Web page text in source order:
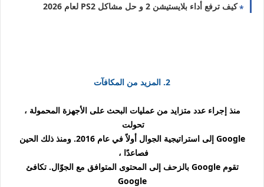
كيف ترفع أداء بلايستيشن 2 و حل مشاكل PS2 لعام 2026
2. المزيد من المكافآت
منذ إجراء عدد متزايد من عمليات البحث على الأجهزة المحمولة ،
تحولت
Google إلى استراتيجية الجوال أولاً في عام 2016. ومنذ ذلك الحين
فصاعدًا ،
تقوم Google بالزحف إلى المحتوى المتوافق مع الجوّال. تكافئ
Google